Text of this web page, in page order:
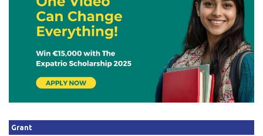
Qidirish
Grant